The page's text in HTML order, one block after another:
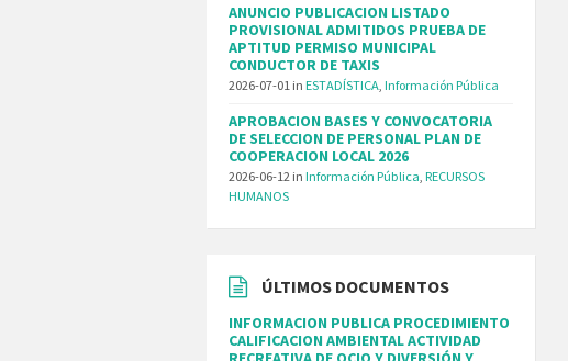
ANUNCIO PUBLICACION LISTADO
PROVISIONAL ADMITIDOS PRUEBA DE
APTITUD PERMISO MUNICIPAL
CONDUCTOR DE TAXIS
2026-07-01 inESTADÍSTICA ,Información Pública
APROBACION BASES Y CONVOCATORIA
DE SELECCION DE PERSONAL PLAN DE
COOPERACION LOCAL 2026
2026-06-12 inInformación Pública ,RECURSOS
HUMANOS
ÚLTIMOS DOCUMENTOS
INFORMACION PUBLICA PROCEDIMIENTO
CALIFICACION AMBIENTAL ACTIVIDAD